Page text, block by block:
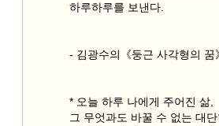
하루하루를 보낸다.
- 김광수의《둥근 사각형의 꿈
* 오늘 하루 나에게 주어진 삶,
그 무엇과도 바꿀 수 없는 대